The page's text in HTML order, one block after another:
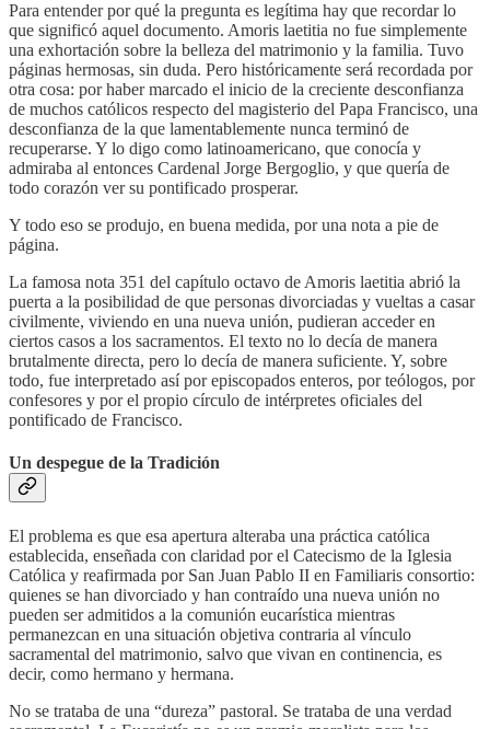
Para entender por qué la pregunta es legítima hay que recordar lo
que significó aquel documento. Amoris laetitia no fue simplemente
una exhortación sobre la belleza del matrimonio y la familia. Tuvo
páginas hermosas, sin duda. Pero históricamente será recordada por
otra cosa: por haber marcado el inicio de la creciente desconfianza
de muchos católicos respecto del magisterio del Papa Francisco, una
desconfianza de la que lamentablemente nunca terminó de
recuperarse. Y lo digo como latinoamericano, que conocía y
admiraba al entonces Cardenal Jorge Bergoglio, y que quería de
todo corazón ver su pontificado prosperar.
Y todo eso se produjo, en buena medida, por una nota a pie de
página.
La famosa nota 351 del capítulo octavo de Amoris laetitia abrió la
puerta a la posibilidad de que personas divorciadas y vueltas a casar
civilmente, viviendo en una nueva unión, pudieran acceder en
ciertos casos a los sacramentos. El texto no lo decía de manera
brutalmente directa, pero lo decía de manera suficiente. Y, sobre
todo, fue interpretado así por episcopados enteros, por teólogos, por
confesores y por el propio círculo de intérpretes oficiales del
pontificado de Francisco.
Un despegue de la Tradición
El problema es que esa apertura alteraba una práctica católica
establecida, enseñada con claridad por el Catecismo de la Iglesia
Católica y reafirmada por San Juan Pablo II en Familiaris consortio:
quienes se han divorciado y han contraído una nueva unión no
pueden ser admitidos a la comunión eucarística mientras
permanezcan en una situación objetiva contraria al vínculo
sacramental del matrimonio, salvo que vivan en continencia, es
decir, como hermano y hermana.
No se trataba de una “dureza” pastoral. Se trataba de una verdad